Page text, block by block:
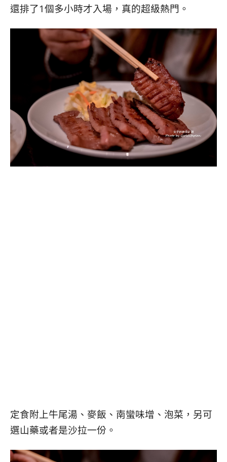
還排了1個多小時才入場，真的超級熱門。
定食附上牛尾湯、麥飯、南蠻味增、泡菜，另可
選山藥或者是沙拉一份。